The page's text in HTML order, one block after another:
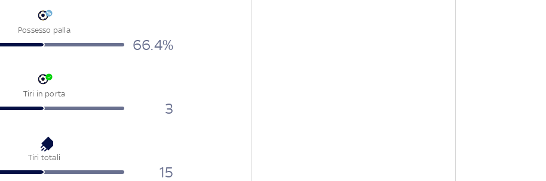
Possesso palla
66.4%
Tiri in porta
3
Tiri totali
15